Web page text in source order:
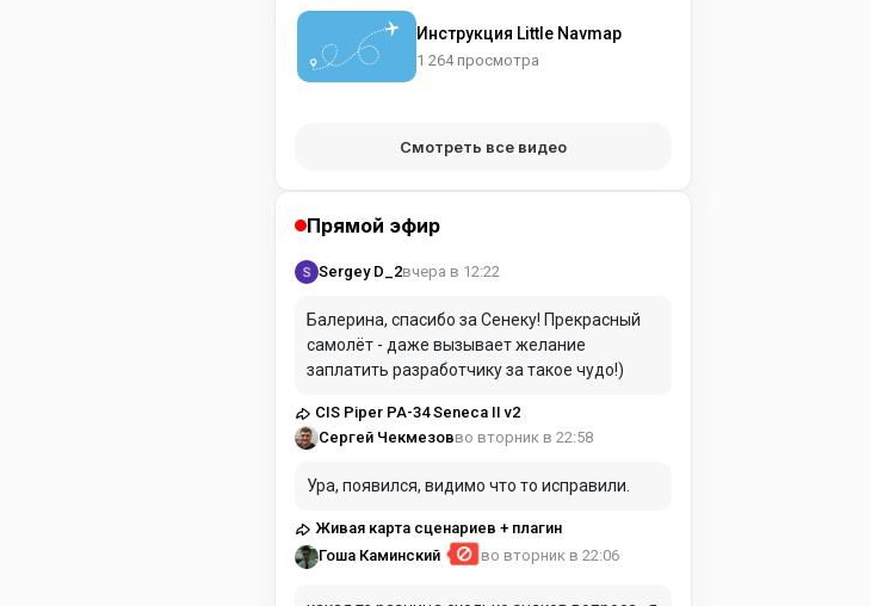
Инструкция Little Navmap
1 264 просмотра
Смотреть все видео
Прямой эфир
Sergey D_2вчера в 12:22
Балерина, спасибо за Сенеку! Прекрасный
самолёт - даже вызывает желание
заплатить разработчику за такое чудо!)
CIS Piper PA-34 Seneca II v2
Сергей Чекмезовво вторник в 22:58
Ура, появился, видимо что то исправили.
Живая карта сценариев + плагин
Гоша Каминский
во вторник в 22:06